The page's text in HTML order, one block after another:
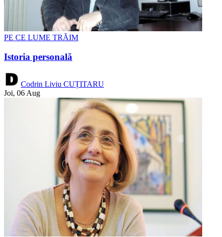
PE CE LUME TRĂIM
Istoria personală
Codrin Liviu CUȚITARU
Joi, 06 Aug